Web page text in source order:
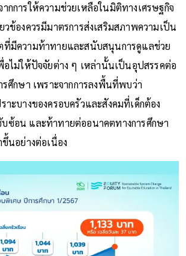
กการให้ความช่วยเหลือในมิติทางเศรษฐกิจ
ข้องควรมีมาตรการส่งเสริมสภาพความเป็น
ที่มีความท้าทายและสนับสนุนการดูแลช่วย
ไม่ให้ปัจจัยต่าง ๆ เหล่านั้นเป็นอุปสรรคต่อ
รศึกษา เพราะจากการลงพื้นที่พบว่า
าะบางของครอบครัวและสังคมที่เด็กต้อง
ซ้อน และท้าทายต่ออนาคตทางการศึกษา
นอย่างต่อเนื่อง